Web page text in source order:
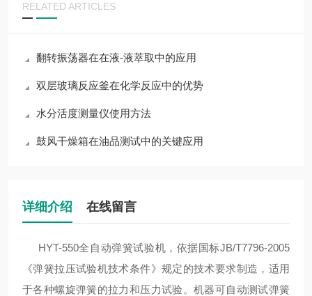
RELATED ARTICLES
翻转振荡器在在液-液萃取中的应用
双层玻璃反应釜在化学反应中的优势
水分活度测量仪使用方法
鼓风干燥箱在油品测试中的关键应用
详细介绍 在线留言
HYT-550全自动弹簧试验机，依据国标JB/T7796-2005
《弹簧拉压试验机技术条件》规定的技术要求制造，适用
于各种螺旋弹簧的拉力和压力试验。机器可自动测试弹簧